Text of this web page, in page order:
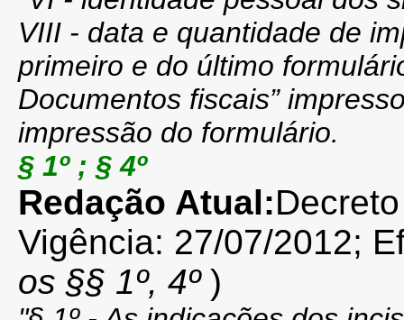
VIII - data e quantidade de
primeiro e do último
Documentos fiscais”
impressão do formulário.
§ 1º ; § 4º
Redação Atual:
Vigência: 27/07/2012;
os §§ 1º, 4º )